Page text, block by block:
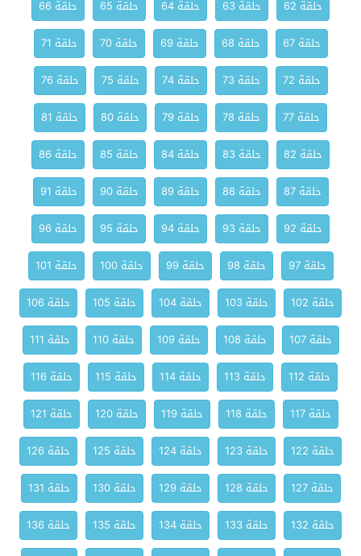
حلقة 62
حلقة 63 حلقة 64 حلقة 65
حلقة 66
حلقة 67
حلقة 68 حلقة 69 حلقة 70
حلقة 71
حلقة 72
حلقة 73 حلقة 74 حلقة 75
حلقة 76
حلقة 77
حلقة 78 حلقة 79 حلقة 80
حلقة 81
حلقة 82
حلقة 83 حلقة 84 حلقة 85
حلقة 86
حلقة 87
حلقة 88 حلقة 89 حلقة 90
حلقة 91
حلقة 92
حلقة 93 حلقة 94 حلقة 95
حلقة 96
حلقة 97
حلقة 98 حلقة 99 حلقة 100
حلقة 101
حلقة 102
حلقة 103 حلقة 104 حلقة 105
حلقة 106
حلقة 107
حلقة 108 حلقة 109 حلقة 110
حلقة 111
حلقة 112
حلقة 113 حلقة 114 حلقة 115
حلقة 116
حلقة 117
حلقة 118 حلقة 119 حلقة 120
حلقة 121
حلقة 122
حلقة 123 حلقة 124 حلقة 125
حلقة 126
حلقة 127
حلقة 128 حلقة 129 حلقة 130
حلقة 131
حلقة 132
حلقة 133 حلقة 134 حلقة 135
حلقة 136